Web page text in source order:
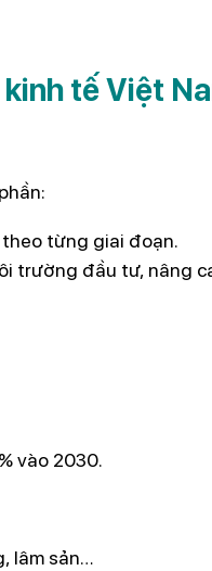
tế Việt
theo từng giai đoạn.
trường đầu tư, nâng
vào 2030.
lâm sản…